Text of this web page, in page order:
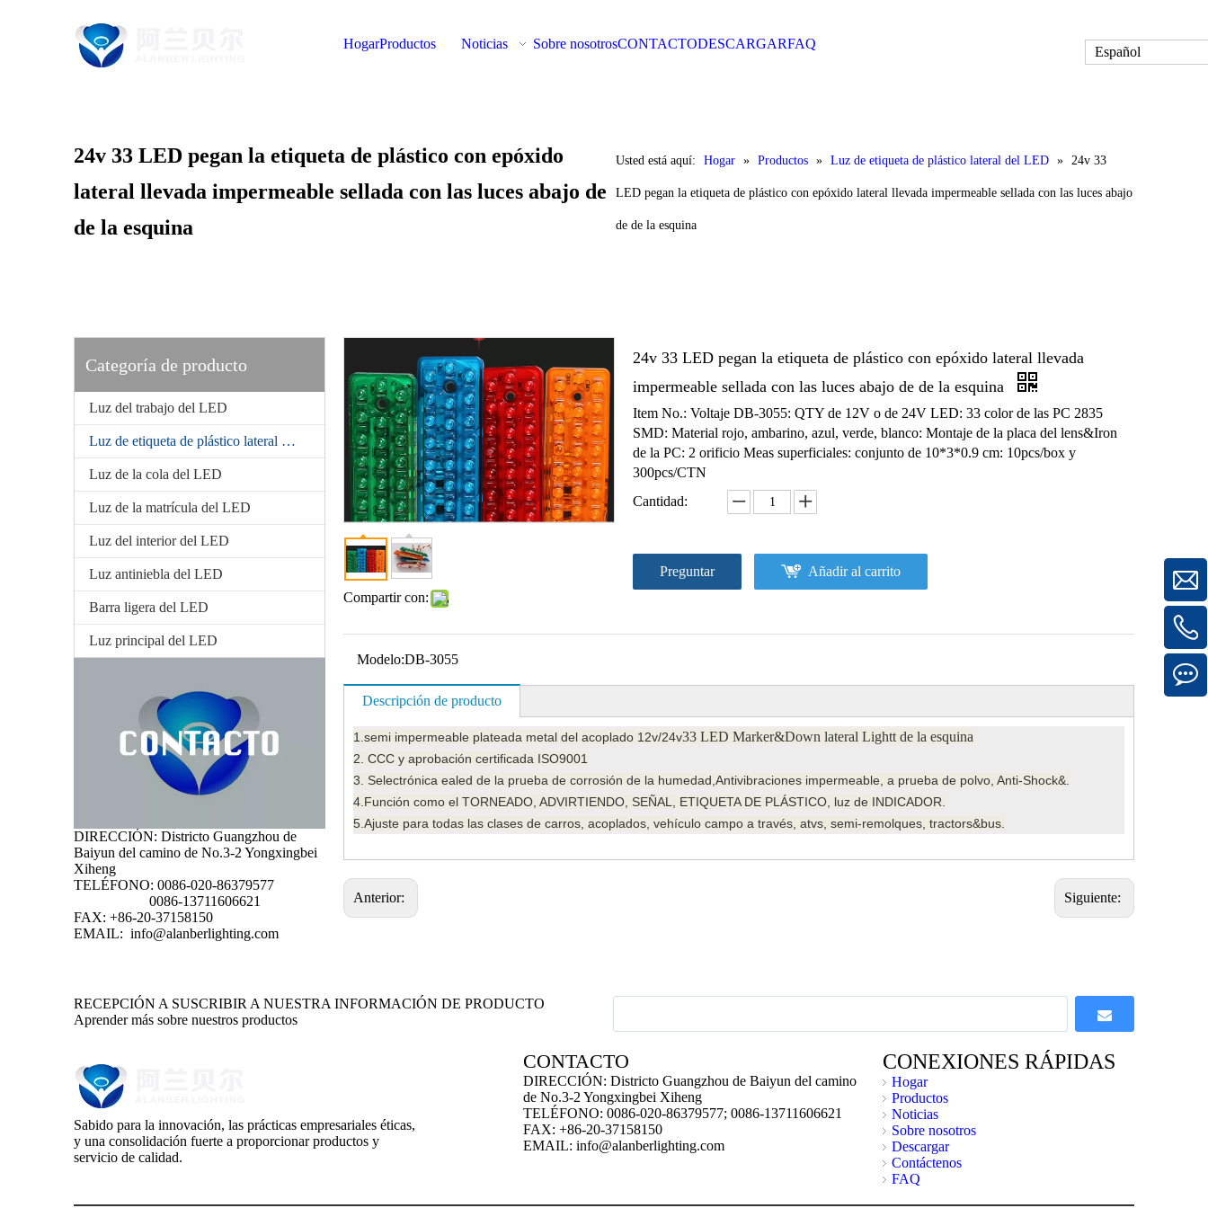
HogarProductos Noticias Sobre nosotrosCONTACTODESCARGARFAQ
Español
24v 33 LED pegan la etiqueta de plástico con epóxido
lateral llevada impermeable sellada con las luces abajo de
de la esquina
Usted está aquí: Hogar » Productos » Luz de etiqueta de plástico lateral del LED » 24v 33
LED pegan la etiqueta de plástico con epóxido lateral llevada impermeable sellada con las luces abajo
de de la esquina
Categoría de producto
Luz del trabajo del LED
Luz de etiqueta de plástico lateral del LED
Luz de la cola del LED
Luz de la matrícula del LED
Luz del interior del LED
Luz antiniebla del LED
Barra ligera del LED
Luz principal del LED
DIRECCIÓN: Districto Guangzhou de
Baiyun del camino de No.3-2 Yongxingbei
Xiheng
TELÉFONO: 0086-020-86379577
0086-13711606621
FAX: +86-20-37158150
EMAIL: info@alanberlighting.com
Compartir con:
24v 33 LED pegan la etiqueta de plástico con epóxido lateral llevada
impermeable sellada con las luces abajo de de la esquina
Item No.: Voltaje DB-3055: QTY de 12V o de 24V LED: 33 color de las PC 2835
SMD: Material rojo, ambarino, azul, verde, blanco: Montaje de la placa del lens&Iron
de la PC: 2 orificio Meas superficiales: conjunto de 10*3*0.9 cm: 10pcs/box y
300pcs/CTN
Cantidad:
Preguntar Añadir al carrito
Modelo:DB-3055
Descripción de producto
1. semi impermeable plateada metal del acoplado 12v/24v33 LED Marker&Down lateral Lightt de la esquina
2. CCC y aprobación certificada ISO9001
3 . Selectrónica ealed de la prueba de corrosión de la humedad, Antivibraciones impermeable, a prueba de polvo, Anti-Shock&.
4. Función como el TORNEADO, ADVIRTIENDO, SEÑAL, ETIQUETA DE PLÁSTICO, luz de INDICADOR.
5. Ajuste para todas las clases de carros, acoplados, vehículo campo a través, atvs, semi-remolques, tractors&bus.
Anterior: Siguiente:
RECEPCIÓN A SUSCRIBIR A NUESTRA INFORMACIÓN DE PRODUCTO
Aprender más sobre nuestros productos
Sabido para la innovación, las prácticas empresariales éticas,
y una consolidación fuerte a proporcionar productos y
servicio de calidad.
CONTACTO
DIRECCIÓN: Districto Guangzhou de Baiyun del camino
de No.3-2 Yongxingbei Xiheng
TELÉFONO: 0086-020-86379577; 0086-13711606621
FAX: +86-20-37158150
EMAIL: info@alanberlighting.com
CONEXIONES RÁPIDAS
Hogar
Productos
Noticias
Sobre nosotros
Descargar
Contáctenos
FAQ